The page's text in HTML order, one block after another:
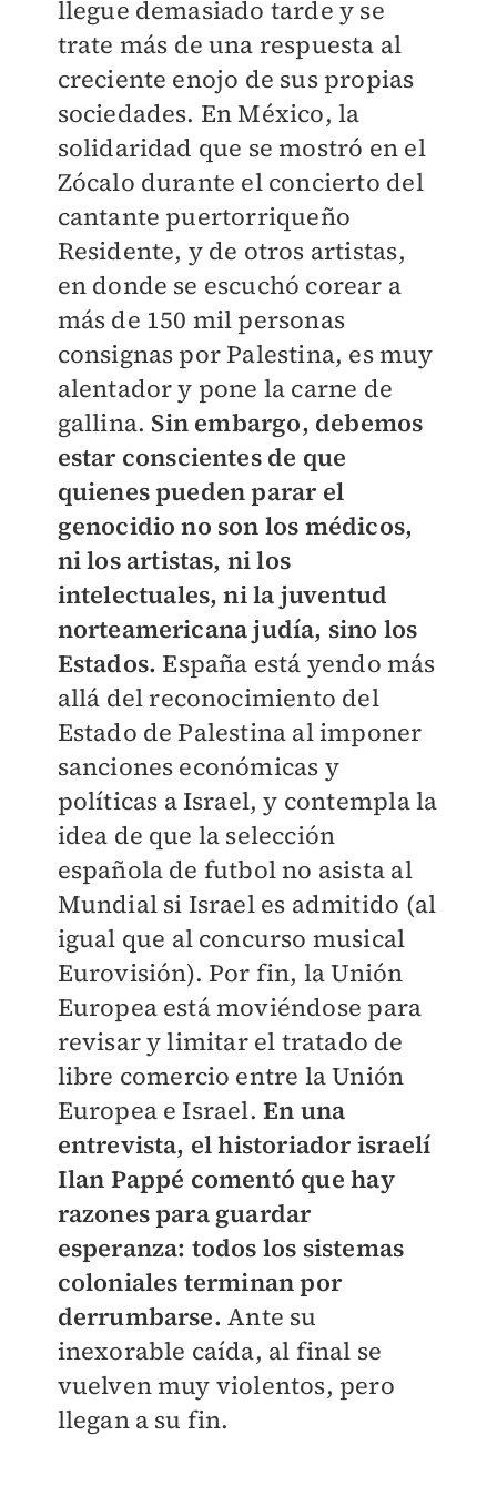
llegue demasiado tarde y se
trate más de una respuesta al
creciente enojo de sus propias
sociedades. En México, la
solidaridad que se mostró en el
Zócalo durante el concierto del
cantante puertorriqueño
Residente, y de otros artistas,
en donde se escuchó corear a
más de 150 mil personas
consignas por Palestina, es muy
alentador y pone la carne de
gallina. Sin embargo, debemos
estar conscientes de que
quienes pueden parar el
genocidio no son los médicos,
ni los artistas, ni los
intelectuales, ni la juventud
norteamericana judía, sino los
Estados. España está yendo más
allá del reconocimiento del
Estado de Palestina al imponer
sanciones económicas y
políticas a Israel, y contempla la
idea de que la selección
española de futbol no asista al
Mundial si Israel es admitido (al
igual que al concurso musical
Eurovisión). Por fin, la Unión
Europea está moviéndose para
revisar y limitar el tratado de
libre comercio entre la Unión
Europea e Israel.En una
entrevista, el historiador israelí
Ilan Pappé comentó que hay
razones para guardar
esperanza: todos los sistemas
coloniales terminan por
derrumbarse. Ante su
inexorable caída, al final se
vuelven muy violentos, pero
llegan a su fin.